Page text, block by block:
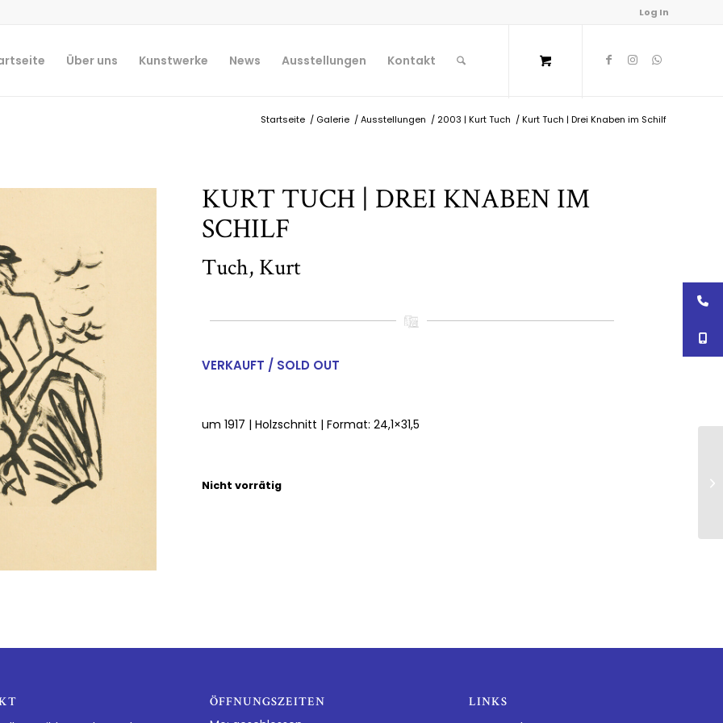
Log In
Über uns Kunstwerke News Ausstellungen Kontakt
Startseite / Galerie /Ausstellungen / 2003 | Kurt Tuch /Kurt Tuch | Drei Knaben im Schilf
KURT TUCH | DREI KNABEN IM
SCHILF
Tuch, Kurt
VERKAUFT / SOLD OUT
um 1917 | Holzschnitt | Format: 24,1×31,5
Nicht vorrätig
ÖFFNUNGSZEITEN LINKS